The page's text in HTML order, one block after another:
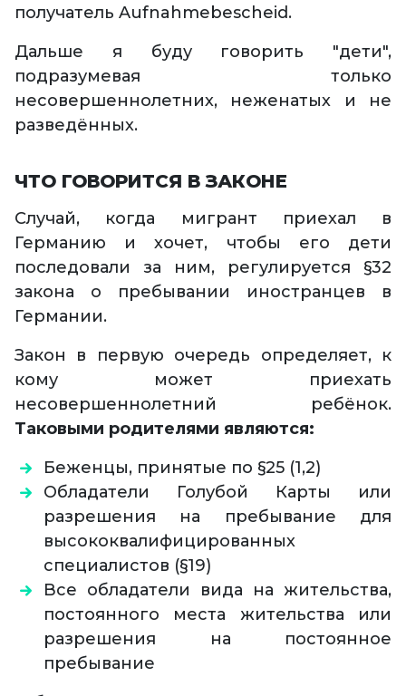
получатель Aufnahmebescheid.
Дальше я буду говорить "дети",
подразумевая только
несовершеннолетних, неженатых и не
разведённых.
ЧТО ГОВОРИТСЯ В ЗАКОНЕ
Случай, когда мигрант приехал в
Германию и хочет, чтобы его дети
последовали за ним, регулируется §32
закона о пребывании иностранцев в
Германии.
Закон в первую очередь определяет, к
кому может приехать
несовершеннолетний ребёнок.
Таковыми родителями являются:
Беженцы, принятые по §25 (1,2)
Обладатели Голубой Карты или
разрешения на пребывание для
высококвалифицированных
специалистов (§19)
Все обладатели вида на жительства,
постоянного места жительства или
разрешения на постоянное
пребывание